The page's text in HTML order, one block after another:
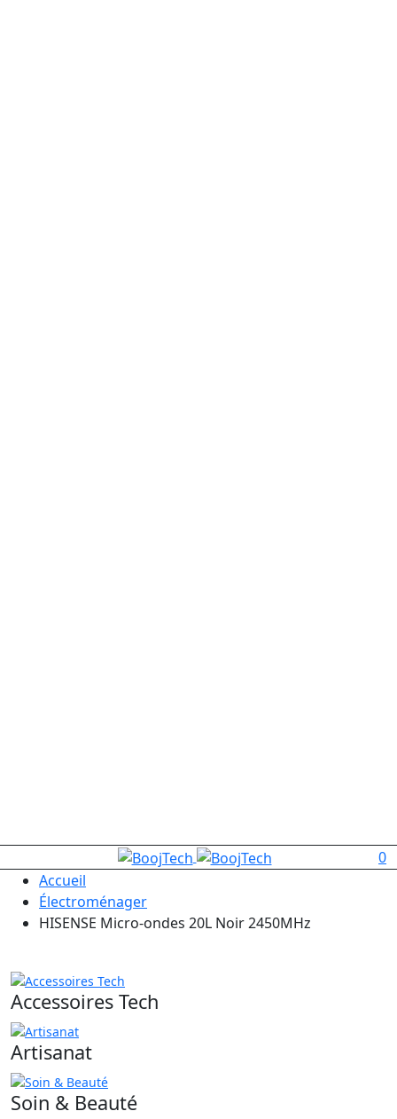
0
Accueil
Électroménager
HISENSE Micro-ondes 20L Noir 2450MHz
Accessoires Tech
Artisanat
Soin & Beauté